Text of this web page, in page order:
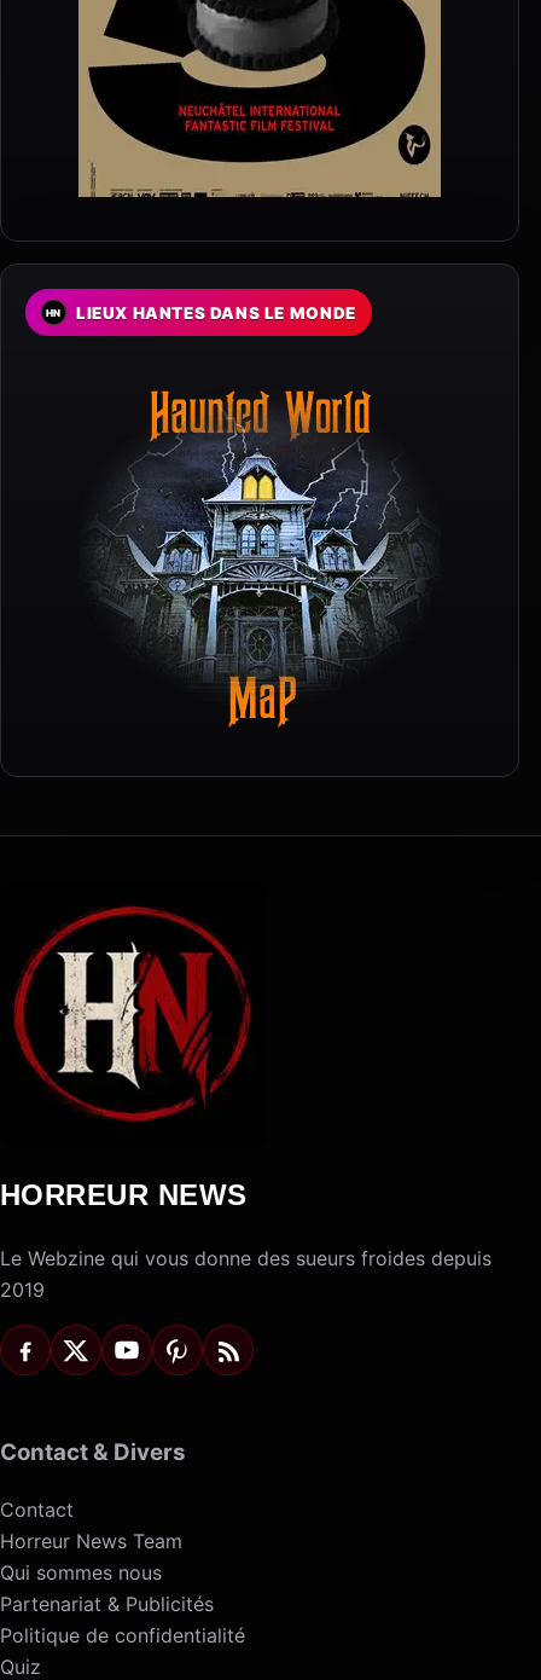
LIEUX HANTES DANS LE MONDE
HORREUR NEWS
Le Webzine qui vous donne des sueurs froides depuis
2019
Contact & Divers
Contact
Horreur News Team
Qui sommes nous
Partenariat & Publicités
Politique de confidentialité
Quiz